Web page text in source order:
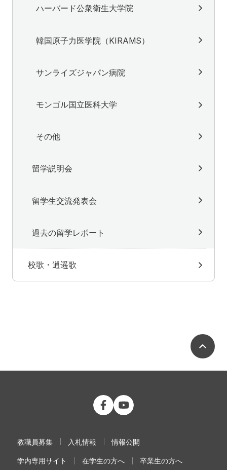
ハーバード公衆衛生大学院
韓国原子力医学院（KIRAMS）
サンライズジャパン病院
モンゴル国立医科大学
その他
留学説明会
留学生交流発表会
過去の留学レポート
校歌・逍遥歌
公立大学法人 福島県立医科大学
教職員募集 入札情報 情報公開
学内専用サイト 在学生の方へ
卒業生の方へ